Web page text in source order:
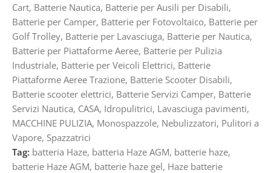
Cart, Batterie Nautica, Batterie per Ausili per Disabili,
Batterie per Camper, Batterie per Fotovoltaico, Batterie per
Golf Trolley, Batterie per Lavasciuga, Batterie per Nautica,
Batterie per Piattaforme Aeree, Batterie per Pulizia
Industriale, Batterie per Veicoli Elettrici, Batterie
Piattaforme Aeree Trazione, Batterie Scooter Disabili,
Batterie scooter elettrici, Batterie Servizi Camper, Batterie
Servizi Nautica, CASA, Idropulitrici, Lavasciuga pavimenti,
MACCHINE PULIZIA, Monospazzole, Nebulizzatori, Pulitori a
Vapore, Spazzatrici
Tag: batteria Haze, batteria Haze AGM, batterie haze,
batterie Haze AGM, batterie haze gel, Haze batterie